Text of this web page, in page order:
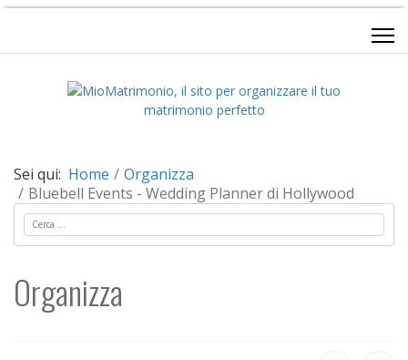
Sei qui: Home
Organizza
Bluebell Events - Wedding Planner di Hollywood
Cerca
Organizza